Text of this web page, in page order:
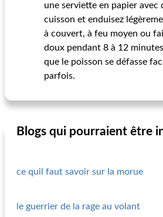
une serviette en papier avec
cuisson et enduisez
à couvert, à feu moyen ou
doux pendant 8 à 12
que le poisson se défasse
parfois.
Blogs qui pourraient être
ce quil faut savoir sur la morue
le guerrier de la rage au volant